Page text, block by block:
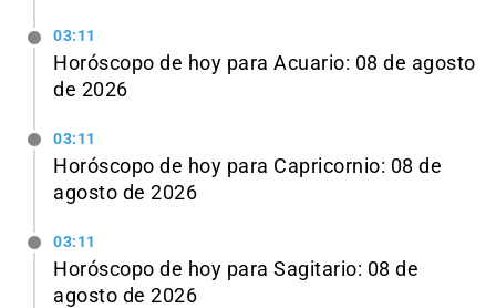
03:11
Horóscopo de hoy para Acuario: 08 de agosto
de 2026
03:11
Horóscopo de hoy para Capricornio: 08 de
agosto de 2026
03:11
Horóscopo de hoy para Sagitario: 08 de
agosto de 2026